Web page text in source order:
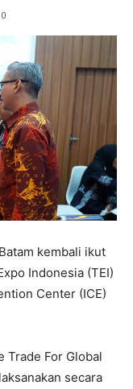
0
kembali ikut
Indonesia (TEI)
Center (ICE)
Trade For Global
secara